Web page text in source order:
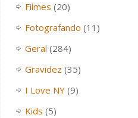
Filmes (20)
Fotografando (11)
Geral (284)
Gravidez (35)
I Love NY(9)
Kids (5)